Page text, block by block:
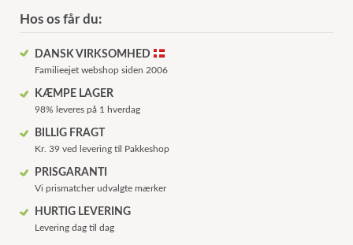
Hos os får du:
DANSK VIRKSOMHED
Familieejet webshop siden 2006
KÆMPE LAGER
98% leveres på 1 hverdag
BILLIG FRAGT
Kr. 39 ved levering til Pakkeshop
PRISGARANTI
Vi prismatcher udvalgte mærker
HURTIG LEVERING
Levering dag til dag